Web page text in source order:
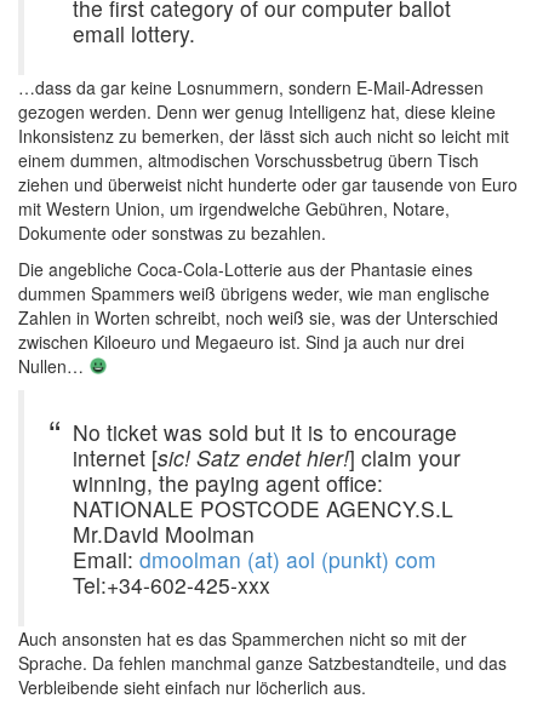
the first category of our computer ballot
email lottery.
…dass da gar keine Losnummern, sondern E-Mail-Adressen
gezogen werden. Denn wer genug Intelligenz hat, diese kleine
Inkonsistenz zu bemerken, der lässt sich auch nicht so leicht mit
einem dummen, altmodischen Vorschussbetrug übern Tisch
ziehen und überweist nicht hunderte oder gar tausende von Euro
mit Western Union, um irgendwelche Gebühren, Notare,
Dokumente oder sonstwas zu bezahlen.
Die angebliche Coca-Cola-Lotterie aus der Phantasie eines
dummen Spammers weiß übrigens weder, wie man englische
Zahlen in Worten schreibt, noch weiß sie, was der Unterschied
zwischen Kiloeuro und Megaeuro ist. Sind ja auch nur drei
Nullen…
No ticket was sold but it is to encourage
internet [sic! Satz endet hier!] claim your
winning, the paying agent office:
NATIONALE POSTCODE AGENCY.S.L
Mr.David Moolman
Email: dmoolman (at) aol (punkt) com
Tel:+34-602-425-xxx
Auch ansonsten hat es das Spammerchen nicht so mit der
Sprache. Da fehlen manchmal ganze Satzbestandteile, und das
Verbleibende sieht einfach nur löcherlich aus.